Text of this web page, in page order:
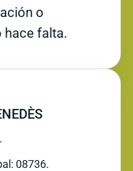
o
hace falta.
08736.